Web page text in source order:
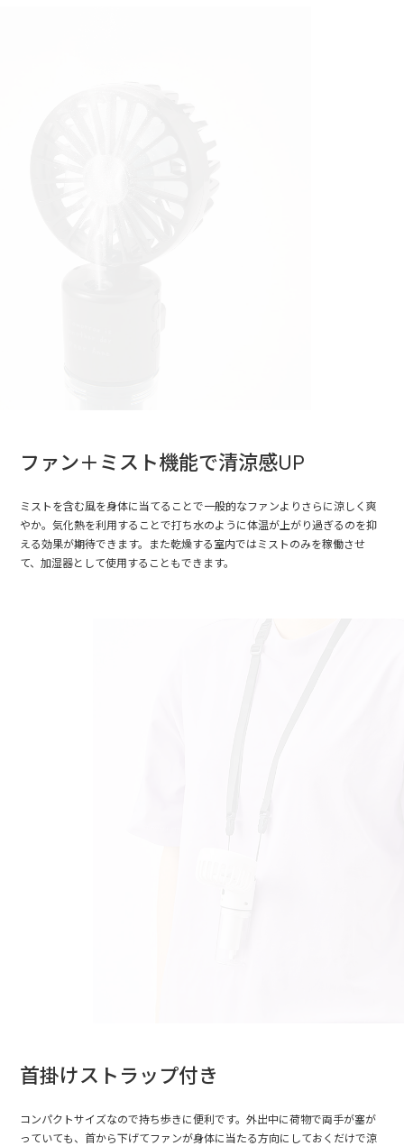
ファン＋ミスト機能で清涼感UP
ミストを含む風を身体に当てることで一般的なファンよりさらに涼しく爽
やか。気化熱を利用することで打ち水のように体温が上がり過ぎるのを抑
える効果が期待できます。また乾燥する室内ではミストのみを稼働させ
て、加湿器として使用することもできます。
首掛けストラップ付き
コンパクトサイズなので持ち歩きに便利です。外出中に荷物で両手が塞が
っていても、首から下げてファンが身体に当たる方向にしておくだけで涼